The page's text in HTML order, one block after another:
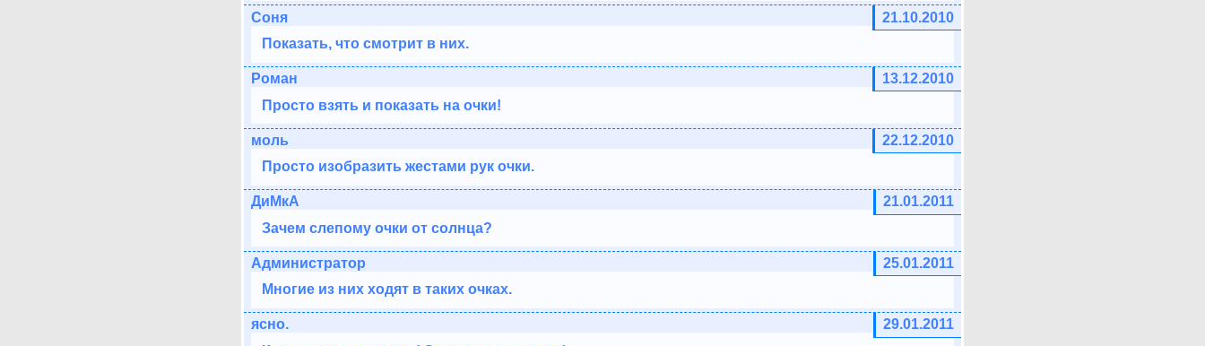
21.10.2010
Соня
Показать, что смотрит в них.
13.12.2010
Роман
Просто взять и показать на очки!
22.12.2010
моль
Просто изобразить жестами рук очки.
21.01.2011
ДиМкА
Зачем слепому очки от солнца?
25.01.2011
Администратор
Многие из них ходят в таких очках.
29.01.2011
ясно.